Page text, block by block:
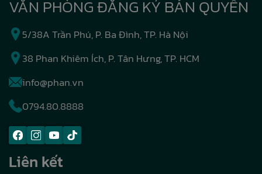
VĂN PHÒNG ĐĂNG KÝ BẢN QUYỀN
5/38A Trần Phú, P. Ba Đình, TP. Hà Nội
38 Phan Khiêm Ích, P. Tân Hưng, TP. HCM
info@phan.vn
0794.80.8888
Liên kết